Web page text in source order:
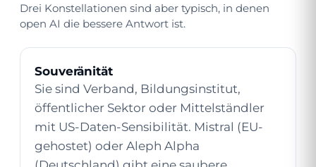
Drei Konstellationen sind aber typisch, in denen
open AI die bessere Antwort ist.
Souveränität
Sie sind Verband, Bildungsinstitut,
öffentlicher Sektor oder Mittelständler
mit US-Daten-Sensibilität. Mistral (EU-
gehostet) oder Aleph Alpha